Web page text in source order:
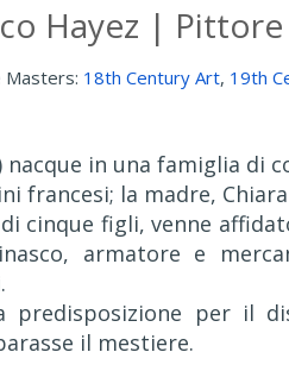
Hayez |
Masters: 18th Century Art, 19th
nacque in una famiglia di
francesi; la madre,
cinque figli, venne
armatore e
predisposizione per il
il mestiere.